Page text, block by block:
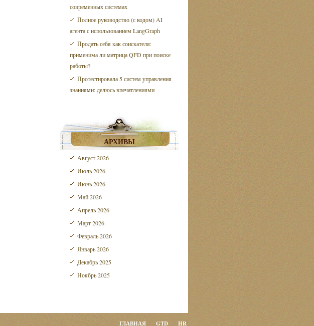
современных системах
Полное руководство (с кодом) AI
агента с использованием LangGraph
Продать себя как соискателя:
применима ли матрица QFD при поиске
работы?
Протестировала 5 систем управления
знаниями: делюсь впечатлениями
АРХИВЫ
Август 2026
Июль 2026
Июнь 2026
Май 2026
Апрель 2026
Март 2026
Февраль 2026
Январь 2026
Декабрь 2025
Ноябрь 2025
ГЛАВНАЯ GTD HR